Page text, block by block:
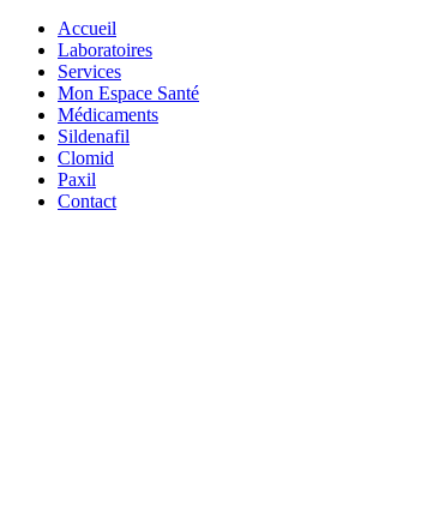
Accueil
Laboratoires
Services
Mon Espace Santé
Médicaments
Sildenafil
Clomid
Paxil
Contact